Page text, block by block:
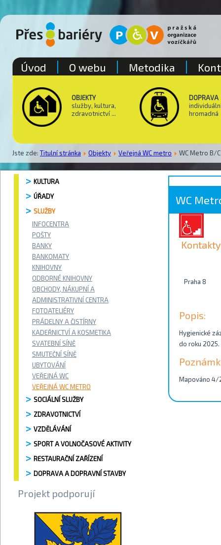
OBJEKTY
služby, kultura,
zdravotnictví ...
DOPRAVA
hromadná
Jste zde: Titulní stránka Objekty Veřejná WC metro WC Metro B/
Úvod O webu Metodika
KULTURA
ÚŘADY
SLUŽBY
INFOCENTRA
POŠTY
BANKY
BANKOMATY
KNIHOVNY
ODBORNÉ KNIHOVNY
OBCHODY, NÁKUPNÍ A
ADMINISTRATIVNÍ CENTRA
FOTOATELIÉRY
PRÁDELNY A ČISTÍRNY
KADEŘNICTVÍ A KOSMETIKA
SVATEBNÍ SÍNĚ
SMUTEČNÍ SÍNĚ
UBYTOVÁNÍ
VEŘEJNÁ WC
VEŘEJNÁ WC METRO
SOCIÁLNÍ SLUŽBY
ZDRAVOTNICTVÍ
VZDĚLÁVÁNÍ
SPORT A VOLNOČASOVÉ AKTIVITY
RESTAURAČNÍ ZAŘÍZENÍ
DOPRAVA A DOPRAVNÍ STAVBY
Projekt podporují
WC
Kontakty
Praha 8
Popis:
Hygienické
do roku 2025.
Mapováno 4/